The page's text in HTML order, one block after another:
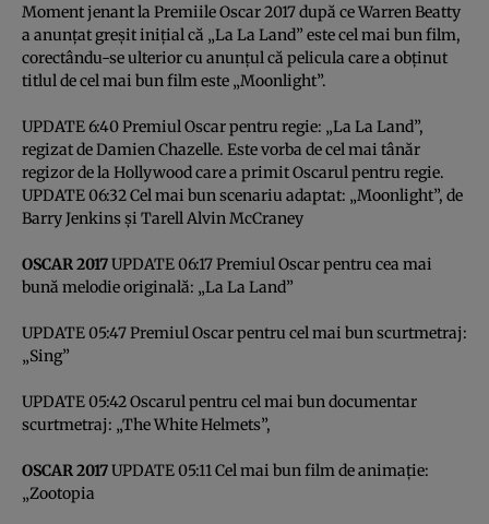
Moment jenant la Premiile Oscar 2017 după ce Warren Beatty
a anunţat greşit iniţial că „La La Land” este cel mai bun film,
corectându-se ulterior cu anunţul că pelicula care a obţinut
titlul de cel mai bun film este „Moonlight”.
UPDATE 6:40 Premiul Oscar pentru regie: „La La Land”,
regizat de Damien Chazelle. Este vorba de cel mai tânăr
regizor de la Hollywood care a primit Oscarul pentru regie.
UPDATE 06:32 Cel mai bun scenariu adaptat: „Moonlight”, de
Barry Jenkins şi Tarell Alvin McCraney
OSCAR 2017UPDATE 06:17 Premiul Oscar pentru cea mai
bună melodie originală: „La La Land”
UPDATE 05:47 Premiul Oscar pentru cel mai bun scurtmetraj:
„Sing”
UPDATE 05:42 Oscarul pentru cel mai bun documentar
scurtmetraj: „The White Helmets”,
OSCAR 2017UPDATE 05:11 Cel mai bun film de animaţie:
„Zootopia